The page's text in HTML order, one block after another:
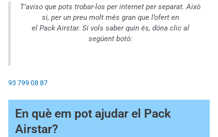
T’aviso que pots trobar-los per internet per separat. Això
si, per un preu molt més gran que l’ofert en
el Pack Airstar. Si vols saber quin és, dóna clic al
següent botó:
93 799 08 87
En què em pot ajudar el Pack
Airstar?